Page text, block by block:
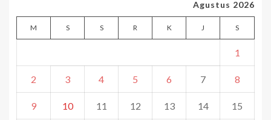
Agustus 2026
M S S R K J S
1
2 3 4 5 6 7 8
9 10 11 12 13 14 15